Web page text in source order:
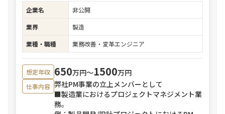
企業名
非公開
業界
製造
業種・職種
業務改善・変革エンジニア
想定年収 650万円〜1500万円
仕事内容 弊社PM事業の立上メンバーとして
■製造業におけるプロジェクトマネジメント業
務。